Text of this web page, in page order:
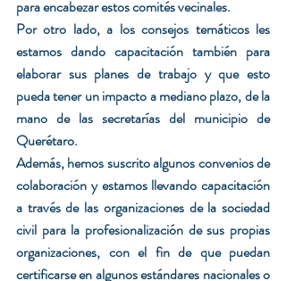
para encabezar estos comités vecinales.
Por otro lado, a los consejos temáticos les
estamos dando capacitación también para
elaborar sus planes de trabajo y que esto
pueda tener un impacto a mediano plazo, de la
mano de las secretarías del municipio de
Querétaro.
Además, hemos suscrito algunos convenios de
colaboración y estamos llevando capacitación
a través de las organizaciones de la sociedad
civil para la profesionalización de sus propias
organizaciones, con el fin de que puedan
certificarse en algunos estándares nacionales o